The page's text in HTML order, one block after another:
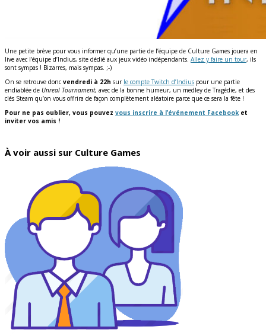
Une petite brève pour vous informer qu’une partie de l’équipe de Culture Games jouera en
live avec l’équipe d’Indius, site dédié aux jeux vidéo indépendants. Allez y faire un tour, ils
sont sympas ! Bizarres, mais sympas. ;-)
On se retrouve donc vendredi à 22h sur le compte Twitch d’Indius pour une partie
endiablée de Unreal Tournament, avec de la bonne humeur, un medley de Tragédie, et des
clés Steam qu’on vous offrira de façon complètement aléatoire parce que ce sera la fête !
Pour ne pas oublier, vous pouvez vous inscrire à l’événement Facebooket
inviter vos amis !
À voir aussi sur Culture Games